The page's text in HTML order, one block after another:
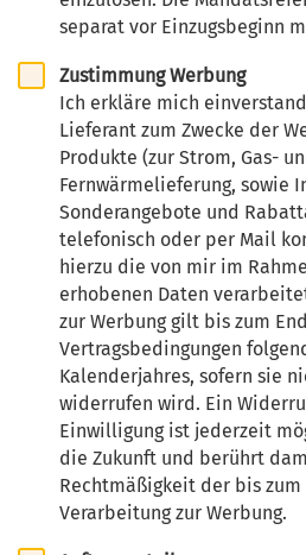
separat vor Einzugsbeginn
Zustimmung Werbung
Ich erkläre mich
Lieferant zum Zwecke der
Produkte (zur Strom, Gas-
Fernwärmelieferung, sowie
Sonderangebote und
telefonisch oder per Mail
hierzu die von mir im
erhobenen Daten
zur Werbung gilt bis zum
Vertragsbedingungen
Kalenderjahres, sofern sie
widerrufen wird. Ein
Einwilligung ist jederzeit
die Zukunft und berührt
Rechtmäßigkeit der bis
Verarbeitung zur Werbung.